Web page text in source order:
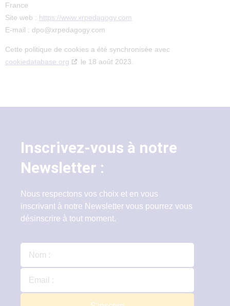
France
Site web : https://www.xrpedagogy.com
E-mail : dpo@xrpedagogy.com
Cette politique de cookies a été synchronisée avec
cookiedatabase.org
le 18 août 2023.
Inscrivez-vous à notre
Newsletter :
Nous respectons vos choix et en vous
inscrivant à notre Newsletter vous pourrez vous
désinscrire à tout moment.